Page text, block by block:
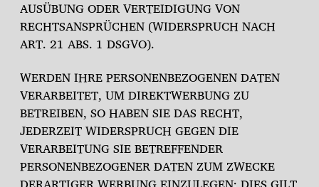
AUSÜBUNG ODER VERTEIDIGUNG VON
RECHTSANSPRÜCHEN (WIDERSPRUCH NACH
ART. 21 ABS. 1 DSGVO).
WERDEN IHRE PERSONENBEZOGENEN DATEN
VERARBEITET, UM DIREKTWERBUNG ZU
BETREIBEN, SO HABEN SIE DAS RECHT,
JEDERZEIT WIDERSPRUCH GEGEN DIE
VERARBEITUNG SIE BETREFFENDER
PERSONENBEZOGENER DATEN ZUM ZWECKE